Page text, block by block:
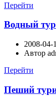
Перейти
Водный
2008-04-
Автор
Перейти
Пеший